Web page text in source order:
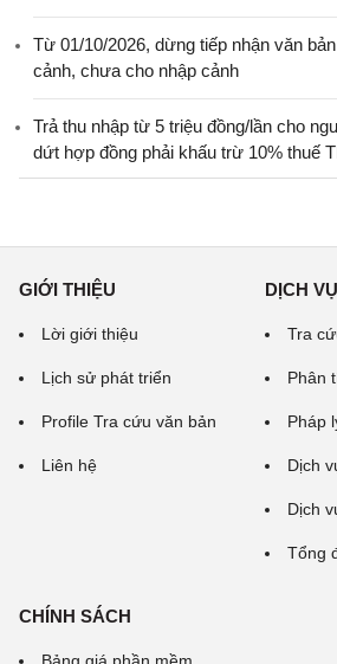
Từ 01/10/2026, dừng tiếp nhận văn
cảnh, chưa cho nhập cảnh
Trả thu nhập từ 5 triệu đồng/lần cho
dứt hợp đồng phải khấu trừ 10% thuế
GIỚI THIỆU
Lời giới thiệu
Lịch sử phát triển
Profile Tra cứu văn bản
Liên hệ
DỊCH VỤ
Tra
Phân
Pháp
Dịch
Dịch
Tổng
CHÍNH SÁCH